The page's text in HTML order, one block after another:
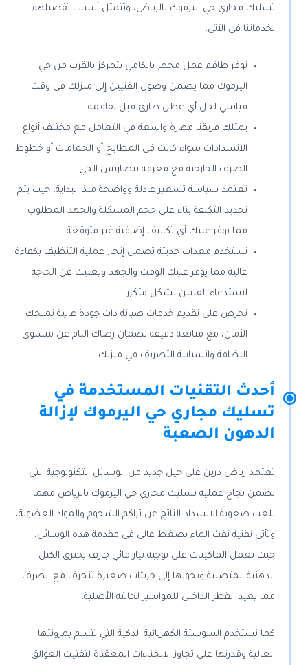
تسليك مجاري حي اليرموك بالرياض، وتتمثل أسباب تفضيلهم
لخدماتنا في الآتي:
نوفر طاقم عمل مجهز بالكامل يتمركز بالقرب من حي
اليرموك مما يضمن وصول الفنيين إلى منزلك في وقت
قياسي لحل أي عطل طارئ قبل تفاقمه.
يمتلك فريقنا مهارة واسعة في التعامل مع مختلف أنواع
الانسدادات سواء كانت في المطابخ أو الحمامات أو خطوط
الصرف الخارجية مع معرفة بتضاريس الحي.
نعتمد سياسة تسعير عادلة وواضحة منذ البداية، حيث يتم
تحديد التكلفة بناء على حجم المشكلة والجهد المطلوب
مما يوفر عليك أي تكاليف إضافية غير متوقعة.
نستخدم معدات حديثة تضمن إنجاز عملية التنظيف بكفاءة
عالية مما يوفر عليك الوقت والجهد ويغنيك عن الحاجة
لاستدعاء الفنيين بشكل متكرر.
نحرص على تقديم خدمات صيانة ذات جودة عالية تمنحك
الأمان، مع متابعة دقيقة لضمان رضاك التام عن مستوى
النظافة وانسيابية التصريف في منزلك.
أحدث التقنيات المستخدمة في
تسليك مجاري حي اليرموك لإزالة
الدهون الصعبة
تعتمد رياض درين على جيل جديد من الوسائل التكنولوجية التي
تضمن نجاح عملية تسليك مجاري حي اليرموك بالرياض مهما
بلغت صعوبة الانسداد الناتج عن تراكم الشحوم والمواد العضوية،
وتأتي تقنية نفث الماء بضغط عالي في مقدمة هذه الوسائل،
حيث تعمل الماكينات على توجيه تيار مائي جارف يخترق الكتل
الدهنية المتصلبة ويحولها إلى جزيئات صغيرة تنجرف مع الصرف
مما يعيد القطر الداخلي للمواسير لحالته الأصلية.
كما نستخدم السوستة الكهربائية الذكية التي تتسم بمرونتها
العالية وقدرتها على تجاوز الانحناءات المعقدة لتفتيت العوالق